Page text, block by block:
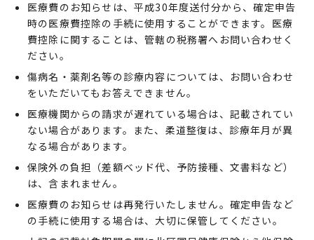
医療費のお知らせは、平成30年度送付分から、確定申告
時の医療費控除の手続に使用することができます。医療
費控除に関することは、管轄の税務署へお問い合わせく
ださい。
傷病名・薬剤名等の診療内容については、お問い合わせ
をいただいてもお答えできません。
医療機関からの請求が遅れている場合は、記載されてい
ない場合があります。また、柔道整復は、診療年月が異
なる場合があります。
保険外の負担（差額ベッド代、予防接種、文書料など）
は、含まれません。
医療費のお知らせは再発行いたしません。確定申告など
の手続に使用する場合は、大切に保管してください。